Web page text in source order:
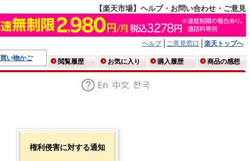
【楽天市場】ヘルプ・お問い合わせ・ご意見
ヘルプ ご意見窓口
楽天トップへ
買い物かご
閲覧履歴 お気に入り 購入履歴 商品の感想
権利侵害に対する通知